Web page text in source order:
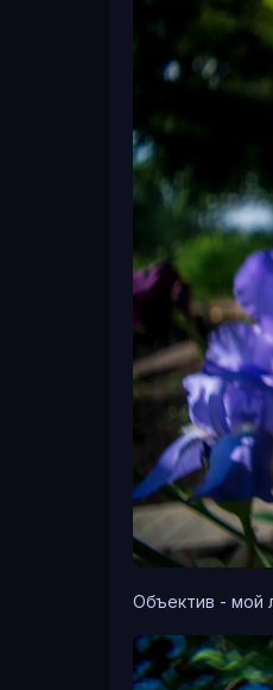
Объектив - мой